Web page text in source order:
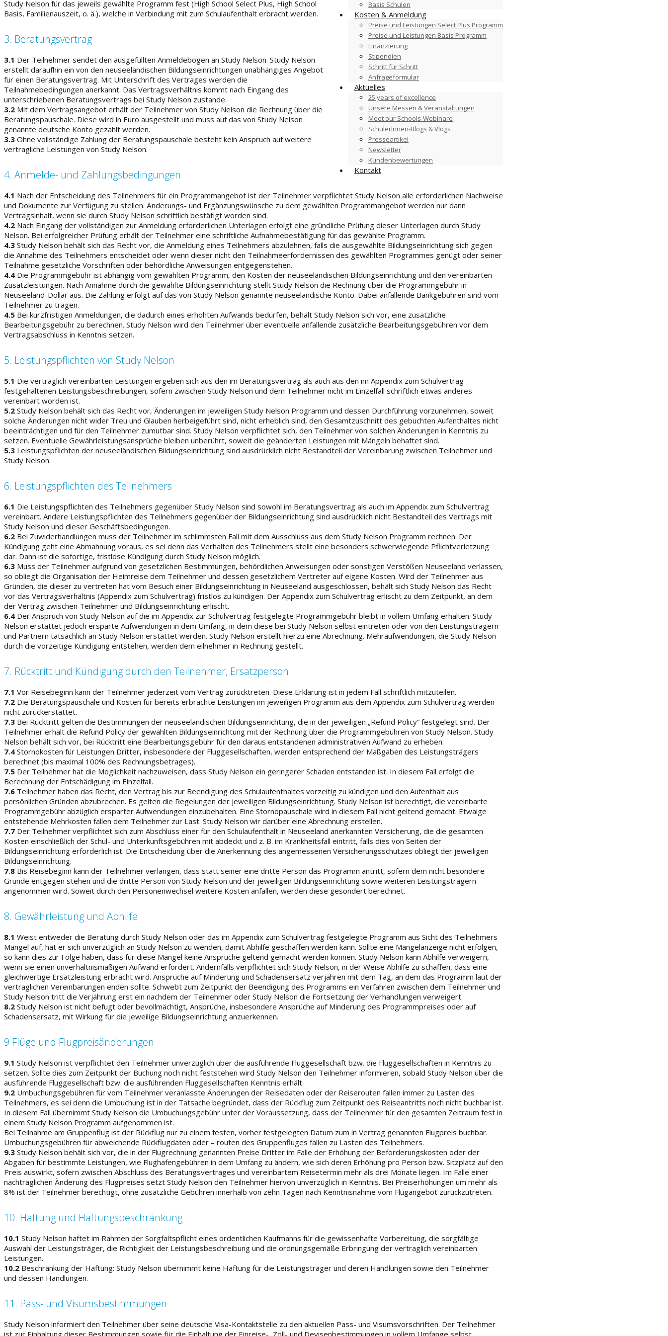
Basis Schulen
Kosten & Anmeldung
Preise und Leistungen Select Plus Programm
Preise und Leistungen Basis Programm
Finanzierung
Stipendien
Schritt für Schritt
Anfrageformular
Aktuelles
25 years of excellence
Unsere Messen & Veranstaltungen
Meet our Schools-Webinare
SchülerInnen-Blogs & Vlogs
Presseartikel
Newsletter
Kundenbewertungen
Kontakt
Study Nelson für das jeweils gewählte Programm fest (High School Select Plus, High School
Basis, Familienauszeit, o. ä.), welche in Verbindung mit zum Schulaufenthalt erbracht werden.
3. Beratungsvertrag
3.1 Der Teilnehmer sendet den ausgefüllten Anmeldebogen an Study Nelson. Study Nelson
erstellt daraufhin ein von den neuseeländischen Bildungseinrichtungen unabhängiges Angebot
für einen Beratungsvertrag. Mit Unterschrift des Vertrages werden die
Teilnahmebedingungen anerkannt. Das Vertragsverhältnis kommt nach Eingang des
unterschriebenen Beratungsvertrags bei Study Nelson zustande.
3.2 Mit dem Vertragsangebot erhält der Teilnehmer von Study Nelson die Rechnung über die
Beratungspauschale. Diese wird in Euro ausgestellt und muss auf das von Study Nelson
genannte deutsche Konto gezahlt werden.
3.3 Ohne vollständige Zahlung der Beratungspauschale besteht kein Anspruch auf weitere
vertragliche Leistungen von Study Nelson.
4. Anmelde- und Zahlungsbedingungen
4.1 Nach der Entscheidung des Teilnehmers für ein Programmangebot ist der Teilnehmer verpflichtet Study Nelson alle erforderlichen Nachweise
und Dokumente zur Verfügung zu stellen. Änderungs- und Ergänzungswünsche zu dem gewählten Programmangebot werden nur dann
Vertragsinhalt, wenn sie durch Study Nelson schriftlich bestätigt worden sind.
4.2 Nach Eingang der vollständigen zur Anmeldung erforderlichen Unterlagen erfolgt eine gründliche Prüfung dieser Unterlagen durch Study
Nelson. Bei erfolgreicher Prüfung erhält der Teilnehmer eine schriftliche Aufnahmebestätigung für das gewählte Programm.
4.3 Study Nelson behält sich das Recht vor, die Anmeldung eines Teilnehmers abzulehnen, falls die ausgewählte Bildungseinrichtung sich gegen
die Annahme des Teilnehmers entscheidet oder wenn dieser nicht den Teilnahmeerfordernissen des gewählten Programmes genügt oder seiner
Teilnahme gesetzliche Vorschriften oder behördliche Anweisungen entgegenstehen.
4.4 Die Programmgebühr ist abhängig vom gewählten Programm, den Kosten der neuseeländischen Bildungseinrichtung und den vereinbarten
Zusatzleistungen. Nach Annahme durch die gewählte Bildungseinrichtung stellt Study Nelson die Rechnung über die Programmgebühr in
Neuseeland-Dollar aus. Die Zahlung erfolgt auf das von Study Nelson genannte neuseeländische Konto. Dabei anfallende Bankgebühren sind vom
Teilnehmer zu tragen.
4.5 Bei kurzfristigen Anmeldungen, die dadurch eines erhöhten Aufwands bedürfen, behält Study Nelson sich vor, eine zusätzliche
Bearbeitungsgebühr zu berechnen. Study Nelson wird den Teilnehmer über eventuelle anfallende zusätzliche Bearbeitungsgebühren vor dem
Vertragsabschluss in Kenntnis setzen.
5. Leistungspflichten von Study Nelson
5.1 Die vertraglich vereinbarten Leistungen ergeben sich aus den im Beratungsvertrag als auch aus den im Appendix zum Schulvertrag
festgehaltenen Leistungsbeschreibungen, sofern zwischen Study Nelson und dem Teilnehmer nicht im Einzelfall schriftlich etwas anderes
vereinbart worden ist.
5.2 Study Nelson behält sich das Recht vor, Änderungen im jeweiligen Study Nelson Programm und dessen Durchführung vorzunehmen, soweit
solche Änderungen nicht wider Treu und Glauben herbeigeführt sind, nicht erheblich sind, den Gesamtzuschnitt des gebuchten Aufenthaltes nicht
beeinträchtigen und für den Teilnehmer zumutbar sind. Study Nelson verpflichtet sich, den Teilnehmer von solchen Änderungen in Kenntnis zu
setzen. Eventuelle Gewährleistungsansprüche bleiben unberührt, soweit die geänderten Leistungen mit Mängeln behaftet sind.
5.3 Leistungspflichten der neuseeländischen Bildungseinrichtung sind ausdrücklich nicht Bestandteil der Vereinbarung zwischen Teilnehmer und
Study Nelson.
6. Leistungspflichten des Teilnehmers
6.1 Die Leistungspflichten des Teilnehmers gegenüber Study Nelson sind sowohl im Beratungsvertrag als auch im Appendix zum Schulvertrag
vereinbart. Andere Leistungspflichten des Teilnehmers gegenüber der Bildungseinrichtung sind ausdrücklich nicht Bestandteil des Vertrags mit
Study Nelson und dieser Geschäftsbedingungen.
6.2 Bei Zuwiderhandlungen muss der Teilnehmer im schlimmsten Fall mit dem Ausschluss aus dem Study Nelson Programm rechnen. Der
Kündigung geht eine Abmahnung voraus, es sei denn das Verhalten des Teilnehmers stellt eine besonders schwerwiegende Pflichtverletzung
dar. Dann ist die sofortige, fristlose Kündigung durch Study Nelson möglich.
6.3 Muss der Teilnehmer aufgrund von gesetzlichen Bestimmungen, behördlichen Anweisungen oder sonstigen Verstößen Neuseeland verlassen,
so obliegt die Organisation der Heimreise dem Teilnehmer und dessen gesetzlichem Vertreter auf eigene Kosten. Wird der Teilnehmer aus
Gründen, die dieser zu vertreten hat vom Besuch einer Bildungseinrichtung in Neuseeland ausgeschlossen, behält sich Study Nelson das Recht
vor das Vertragsverhältnis (Appendix zum Schulvertrag) fristlos zu kündigen. Der Appendix zum Schulvertrag erlischt zu dem Zeitpunkt, an dem
der Vertrag zwischen Teilnehmer und Bildungseinrichtung erlischt.
6.4 Der Anspruch von Study Nelson auf die im Appendix zur Schulvertrag festgelegte Programmgebühr bleibt in vollem Umfang erhalten. Study
Nelson erstattet jedoch ersparte Aufwendungen in dem Umfang, in dem diese bei Study Nelson selbst eintreten oder von den Leistungsträgern
und Partnern tatsächlich an Study Nelson erstattet werden. Study Nelson erstellt hierzu eine Abrechnung. Mehraufwendungen, die Study Nelson
durch die vorzeitige Kündigung entstehen, werden dem eilnehmer in Rechnung gestellt.
7. Rücktritt und Kündigung durch den Teilnehmer, Ersatzperson
7.1 Vor Reisebeginn kann der Teilnehmer jederzeit vom Vertrag zurücktreten. Diese Erklärung ist in jedem Fall schriftlich mitzuteilen.
7.2 Die Beratungspauschale und Kosten für bereits erbrachte Leistungen im jeweiligen Programm aus dem Appendix zum Schulvertrag werden
nicht zurückerstattet.
7.3 Bei Rücktritt gelten die Bestimmungen der neuseeländischen Bildungseinrichtung, die in der jeweiligen „Refund Policy“ festgelegt sind. Der
Teilnehmer erhält die Refund Policy der gewählten Bildungseinrichtung mit der Rechnung über die Programmgebühren von Study Nelson. Study
Nelson behält sich vor, bei Rücktritt eine Bearbeitungsgebühr für den daraus entstandenen administrativen Aufwand zu erheben.
7.4 Stornokosten für Leistungen Dritter, insbesondere der Fluggesellschaften, werden entsprechend der Maßgaben des Leistungsträgers
berechnet (bis maximal 100% des Rechnungsbetrages).
7.5 Der Teilnehmer hat die Möglichkeit nachzuweisen, dass Study Nelson ein geringerer Schaden entstanden ist. In diesem Fall erfolgt die
Berechnung der Entschädigung im Einzelfall.
7.6 Teilnehmer haben das Recht, den Vertrag bis zur Beendigung des Schulaufenthaltes vorzeitig zu kündigen und den Aufenthalt aus
persönlichen Gründen abzubrechen. Es gelten die Regelungen der jeweiligen Bildungseinrichtung. Study Nelson ist berechtigt, die vereinbarte
Programmgebühr abzüglich ersparter Aufwendungen einzubehalten. Eine Stornopauschale wird in diesem Fall nicht geltend gemacht. Etwaige
entstehende Mehrkosten fallen dem Teilnehmer zur Last. Study Nelson wir darüber eine Abrechnung erstellen.
7.7 Der Teilnehmer verpflichtet sich zum Abschluss einer für den Schulaufenthalt in Neuseeland anerkannten Versicherung, die die gesamten
Kosten einschließlich der Schul- und Unterkunftsgebühren mit abdeckt und z. B. im Krankheitsfall eintritt, falls dies von Seiten der
Bildungseinrichtung erforderlich ist. Die Entscheidung über die Anerkennung des angemessenen Versicherungsschutzes obliegt der jeweiligen
Bildungseinrichtung.
7.8 Bis Reisebeginn kann der Teilnehmer verlangen, dass statt seiner eine dritte Person das Programm antritt, sofern dem nicht besondere
Gründe entgegen stehen und die dritte Person von Study Nelson und der jeweiligen Bildungseinrichtung sowie weiteren Leistungsträgern
angenommen wird. Soweit durch den Personenwechsel weitere Kosten anfallen, werden diese gesondert berechnet.
8. Gewährleistung und Abhilfe
8.1 Weist entweder die Beratung durch Study Nelson oder das im Appendix zum Schulvertrag festgelegte Programm aus Sicht des Teilnehmers
Mängel auf, hat er sich unverzüglich an Study Nelson zu wenden, damit Abhilfe geschaffen werden kann. Sollte eine Mängelanzeige nicht erfolgen,
so kann dies zur Folge haben, dass für diese Mängel keine Ansprüche geltend gemacht werden können. Study Nelson kann Abhilfe verweigern,
wenn sie einen unverhältnismäßigen Aufwand erfordert. Andernfalls verpflichtet sich Study Nelson, in der Weise Abhilfe zu schaffen, dass eine
gleichwertige Ersatzleistung erbracht wird. Ansprüche auf Minderung und Schadensersatz verjähren mit dem Tag, an dem das Programm laut der
vertraglichen Vereinbarungen enden sollte. Schwebt zum Zeitpunkt der Beendigung des Programms ein Verfahren zwischen dem Teilnehmer und
Study Nelson tritt die Verjährung erst ein nachdem der Teilnehmer oder Study Nelson die Fortsetzung der Verhandlungen verweigert.
8.2 Study Nelson ist nicht befugt oder bevollmächtigt, Ansprüche, insbesondere Ansprüche auf Minderung des Programmpreises oder auf
Schadensersatz, mit Wirkung für die jeweilige Bildungseinrichtung anzuerkennen.
9 Flüge und Flugpreisänderungen
9.1 Study Nelson ist verpflichtet den Teilnehmer unverzüglich über die ausführende Fluggesellschaft bzw. die Fluggesellschaften in Kenntnis zu
setzen. Sollte dies zum Zeitpunkt der Buchung noch nicht feststehen wird Study Nelson den Teilnehmer informieren, sobald Study Nelson über die
ausführende Fluggesellschaft bzw. die ausführenden Fluggesellschaften Kenntnis erhält.
9.2 Umbuchungsgebühren für vom Teilnehmer veranlasste Änderungen der Reisedaten oder der Reiserouten fallen immer zu Lasten des
Teilnehmers, es sei denn die Umbuchung ist in der Tatsache begründet, dass der Rückflug zum Zeitpunkt des Reiseantritts noch nicht buchbar ist.
In diesem Fall übernimmt Study Nelson die Umbuchungsgebühr unter der Voraussetzung, dass der Teilnehmer für den gesamten Zeitraum fest in
einem Study Nelson Programm aufgenommen ist.
Bei Teilnahme am Gruppenflug ist der Rückflug nur zu einem festen, vorher festgelegten Datum zum in Vertrag genannten Flugpreis buchbar.
Umbuchungsgebühren für abweichende Rückflugdaten oder – routen des Gruppenfluges fallen zu Lasten des Teilnehmers.
9.3 Study Nelson behält sich vor, die in der Flugrechnung genannten Preise Dritter im Falle der Erhöhung der Beförderungskosten oder der
Abgaben für bestimmte Leistungen, wie Flughafengebühren in dem Umfang zu ändern, wie sich deren Erhöhung pro Person bzw. Sitzplatz auf den
Preis auswirkt, sofern zwischen Abschluss des Beratungsvertrages und vereinbartem Reisetermin mehr als drei Monate liegen. Im Falle einer
nachträglichen Änderung des Flugpreises setzt Study Nelson den Teilnehmer hiervon unverzüglich in Kenntnis. Bei Preiserhöhungen um mehr als
8% ist der Teilnehmer berechtigt, ohne zusätzliche Gebühren innerhalb von zehn Tagen nach Kenntnisnahme vom Flugangebot zurückzutreten.
10. Haftung und Haftungsbeschränkung
10.1 Study Nelson haftet im Rahmen der Sorgfaltspflicht eines ordentlichen Kaufmanns für die gewissenhafte Vorbereitung, die sorgfältige
Auswahl der Leistungsträger, die Richtigkeit der Leistungsbeschreibung und die ordnungsgemäße Erbringung der vertraglich vereinbarten
Leistungen.
10.2 Beschränkung der Haftung: Study Nelson übernimmt keine Haftung für die Leistungsträger und deren Handlungen sowie den Teilnehmer
und dessen Handlungen.
11. Pass- und Visumsbestimmungen
Study Nelson informiert den Teilnehmer über seine deutsche Visa-Kontaktstelle zu den aktuellen Pass- und Visumsvorschriften. Der Teilnehmer